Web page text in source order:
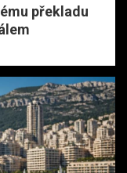
překladu